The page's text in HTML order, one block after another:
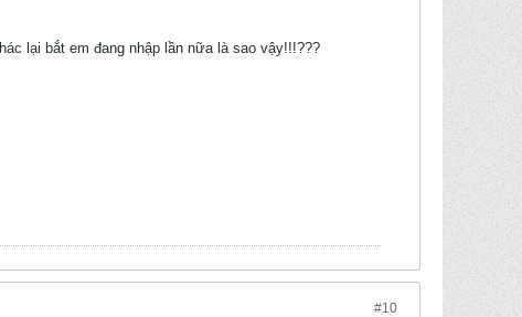
lại bắt em đang nhập lần nữa là sao vậy!!!???
#10